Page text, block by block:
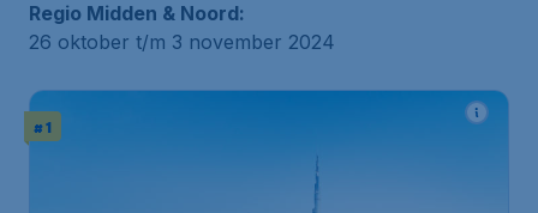
Regio Midden & Noord:
26 oktober t/m 3 november 2024
# 1